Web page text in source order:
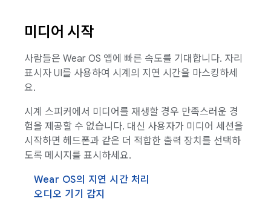
미디어 시작
사람들은 Wear OS 앱에 빠른 속도를 기대합니다. 자리
표시자 UI를 사용하여 시계의 지연 시간을 마스킹하세
요.
시계 스피커에서 미디어를 재생할 경우 만족스러운 경
험을 제공할 수 없습니다. 대신 사용자가 미디어 세션을
시작하면 헤드폰과 같은 더 적합한 출력 장치를 선택하
도록 메시지를 표시하세요.
Wear OS의 지연 시간 처리
오디오 기기 감지